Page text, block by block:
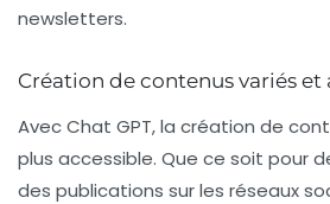
newsletters.
Création de contenus variés et
Avec Chat GPT, la création de
plus accessible. Que ce soit pour
des publications sur les réseaux